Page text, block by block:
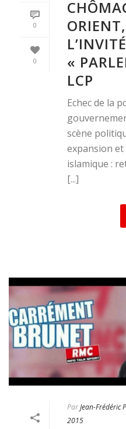
0
0
«
LCP
Echec de la
scène
expansion et
islamique :
[...]
ParJean-Frédéric
2015